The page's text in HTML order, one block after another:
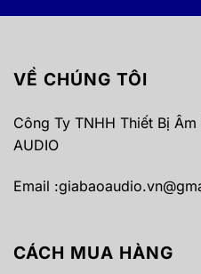
VỀ CHÚNG TÔI
Công Ty TNHH Thiết Bị
AUDIO
Email :
CÁCH MUA HÀNG